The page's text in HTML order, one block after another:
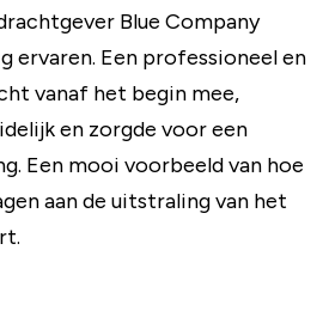
Blue Company
ervaren. Een professioneel en
vanaf het begin mee,
en zorgde voor een
Een mooi voorbeeld van hoe
aan de uitstraling van het